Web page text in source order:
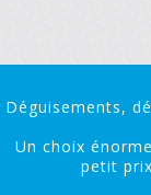
Déguisements,
Un choix
petit